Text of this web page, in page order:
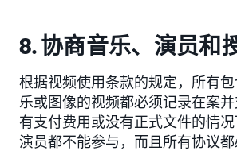
8. 协商音乐、演员和
根据视频使用条款的规定，所有
乐或图像的视频都必须记录在案
有支付费用或没有正式文件的情
演员都不能参与，而且所有协议